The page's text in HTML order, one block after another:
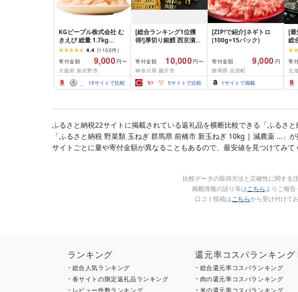
KGピープル株式会社 む
きえび 総量 1.7kg
(850g×2P) 特大 5Lサイ
ズ バナメイエビ バラ凍
結 下処理不要 サイズ不
揃い 訳あり
4.4 (1102件)
寄付金額
9,000 円〜
大阪府 泉佐野市
15サイトで比較
[総合ランキング1位獲
得!]厚切り銀鱈 西京漬け
約 1,000g (約 100g × 10
切) 西京味噌 西京みそ 味
噌漬け みそ 味噌 鮮魚 魚
介 銀だら 銀ダラ ギンダ
ラ ぎんだら 鱈 タラ 魚
礼品 おかず おつまみ お
酒のあて 家計応援
10000円 魚喜 神奈川 湘
南 藤沢
寄付金額 10,000 円〜
神奈川県 藤沢市
5サイトで比較
[ZIP!で紹介]ネギトロ
(100g×15パック)
寄付金額 9,000 円
静岡県 吉田町
1サイトで掲載
[最
総
ふ
ふ
テ
身
寄
北
ふるさと納税22サイトに掲載されている返礼品を横断比較できる「ふるさと
「ふるさと納税 野菜類 玉ねぎ 群馬県 前橋市 新玉ねぎ 10kg | 減農薬 …」
サイトごとに量や寄付金額が異なることもあるので、最安値を見つけてみて
比較データの取得方法と正確性に関する
掲載情報の誤り等はこちらよりご報
口コミ投稿はこちらから受け付けて
ランキング
総合人気ランキング
各サイトの限定返礼品ランキング
レビュー件数ランキング
還元率コスパランキング
総合還元率コスパランキング
肉の還元率コスパランキング
米の還元率コスパランキング